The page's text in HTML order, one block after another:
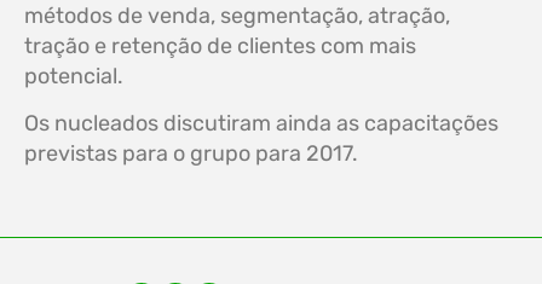
métodos de venda, segmentação, atração,
tração e retenção de clientes com mais
potencial.
Os nucleados discutiram ainda as capacitações
previstas para o grupo para 2017.